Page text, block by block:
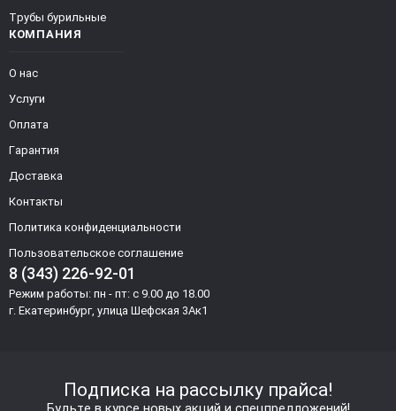
КОМПАНИЯ
О нас
Услуги
Оплата
Гарантия
Доставка
Контакты
Политика конфиденциальности
Пользовательское соглашение
8 (343) 226-92-01
Режим работы: пн - пт: с 9.00 до 18.00
г. Екатеринбург, улица Шефская 3Ак1
Трубы бурильные
Подписка на рассылку прайса!